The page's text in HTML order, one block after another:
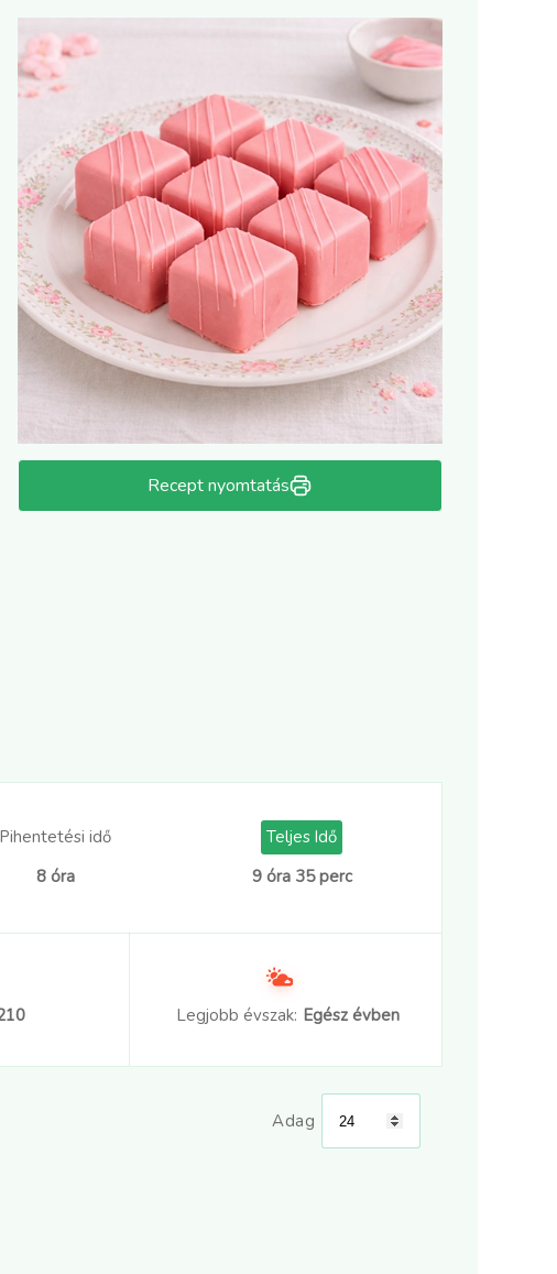
Recept nyomtatás
Pihentetési idő
8 óra
Teljes Idő
9 óra 35 perc
Legjobb évszak: Egész évben
Adag